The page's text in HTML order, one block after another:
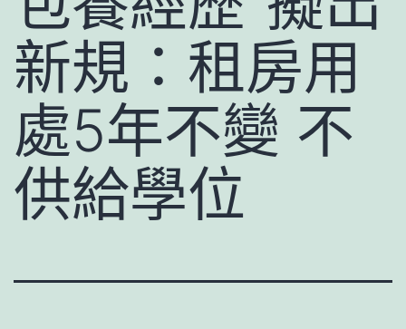
新規：租房用
處5年不變 不
供給學位